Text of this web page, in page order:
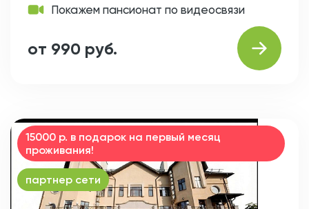
Покажем пансионат по видеосвязи
от 990 руб.
15000 р. в подарок на первый месяц
проживания!
партнер сети